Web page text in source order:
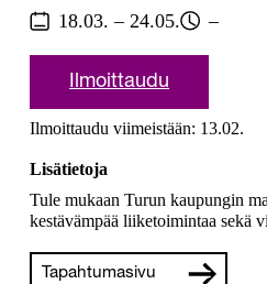
18.03. – 24.05. –
Ilmoittaudu
Ilmoittaudu viimeistään: 13.02.
Lisätietoja
Tule mukaan Turun kaupungin
kestävämpää liiketoimintaa sekä
Tapahtumasivu